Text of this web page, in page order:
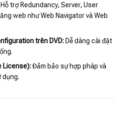
Hỗ trợ Redundancy, Server, User
web như Web Navigator và Web
trên DVD: Dễ dàng cài đặt
License):Đảm bảo sự hợp pháp và
dụng.